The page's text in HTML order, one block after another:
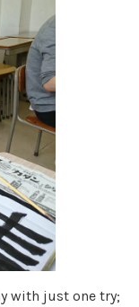
with just one try;